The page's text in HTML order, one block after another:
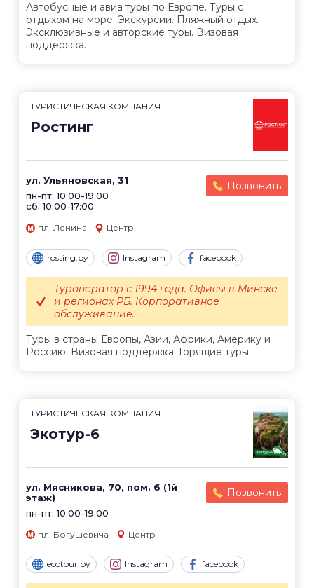
Автобусные и авиа туры по Европе. Туры с
отдыхом на море. Экскурсии. Пляжный отдых.
Эксклюзивные и авторские туры. Визовая
поддержка.
ТУРИСТИЧЕСКАЯ КОМПАНИЯ
Ростинг
ул. Ульяновская, 31
пн-пт: 10:00-19:00
сб: 10:00-17:00
Позвонить
пл. Ленина Центр
rosting.by Instagram facebook
Туры в страны Европы, Азии, Африки, Америку и
Россию. Визовая поддержка. Горящие туры.
Туроператор с 1994 года. Офисы в Минске
и регионах РБ. Корпоративное
обслуживание.
ТУРИСТИЧЕСКАЯ КОМПАНИЯ
Экотур-6
ул. Мясникова, 70, пом. 6 (1й
этаж)
пн-пт: 10:00-19:00
Позвонить
пл. Богушевича Центр
ecotour.by Instagram facebook